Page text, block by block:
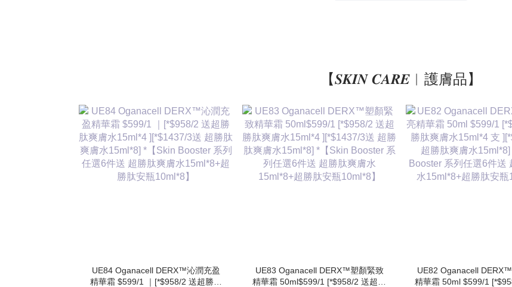
【𝑺𝑲𝑰𝑵 𝑪𝑨𝑹𝑬︱護膚品】
UE84 Oganacell DERX™沁潤充盈
精華霜 $599/1 ｜[*$958/2 送超勝肽
UE83 Oganacell DERX™塑顏緊致
精華霜 50ml$599/1 [*$958/2 送超勝
UE82 Oganacell
精華霜 50ml $599/1